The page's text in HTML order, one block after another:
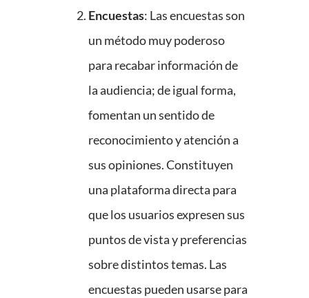
Encuestas: Las encuestas son
un método muy poderoso
para recabar información de
la audiencia; de igual forma,
fomentan un sentido de
reconocimiento y atención a
sus opiniones. Constituyen
una plataforma directa para
que los usuarios expresen sus
puntos de vista y preferencias
sobre distintos temas. Las
encuestas pueden usarse para